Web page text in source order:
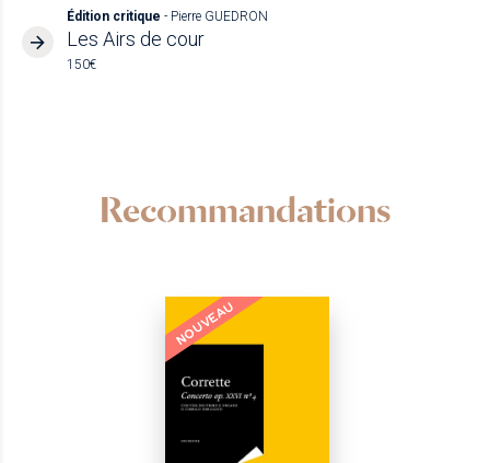
Édition critique - Pierre GUEDRON
Les Airs de cour
150€
Recommandations
NOUVEAU